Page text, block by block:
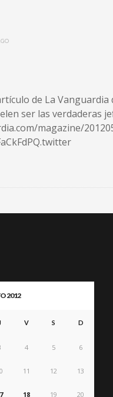
de La
ser las verdaderas
magazine/
2012
V S D
4 5 6
11 12 13
18 19 20